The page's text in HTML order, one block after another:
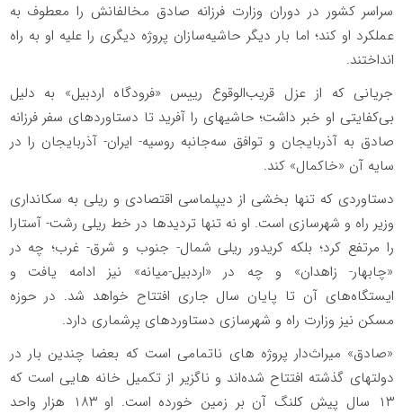
سراسر کشور در دوران وزارت فرزانه صادق مخالفانش را معطوف به
عملکرد او کند؛ اما بار دیگر حاشیه‌سازان پروژه دیگری را علیه او به راه
انداختند.
جریانی که از عزل قریب‌الوقوع رییس «فرودگاه اردبیل» به دلیل
بی‌کفایتی او خبر داشت؛ حاشیه‎ای را آفرید تا دستاوردهای سفر فرزانه
صادق به آذربایجان و توافق سه‌جانبه روسیه- ایران- آذربایجان را در
سایه آن «خاکمال» کند.
دستاوردی که تنها بخشی از دیپلماسی اقتصادی و ریلی به سکانداری
وزیر راه و شهرسازی است. او نه تنها تردیدها در خط ریلی رشت- آستارا
را مرتفع کرد؛ بلکه کریدور ریلی شمال- جنوب و شرق- غرب؛ چه در
«چابهار- زاهدان» و چه در «اردبیل-میانه» نیز ادامه یافت و
ایستگاه‌های آن تا پایان سال جاری افتتاح خواهد شد. در حوزه
مسکن نیز وزارت راه و شهرسازی دستاوردهای پرشماری دارد.
«صادق» میراث‌دار پروژه های ناتمامی است که بعضا چندین بار در
دولت‎های گذشته افتتاح شده‌اند و ناگزیر از تکمیل خانه هایی است که
۱۳ سال پیش کلنگ آن بر زمین خورده است. او ۱۸۳ هزار واحد